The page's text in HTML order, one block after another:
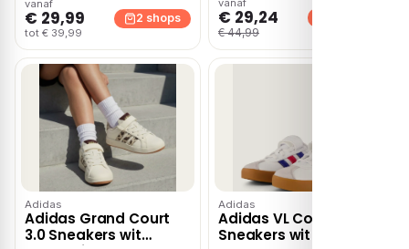
vanaf
€ 29,99
tot € 39,99
2 shops € 29,24
€ 44,99
Adidas
Adidas Grand Court
3.0 Sneakers wit
Adidas
Adidas VL Court 3.0
Sneakers wit Leer